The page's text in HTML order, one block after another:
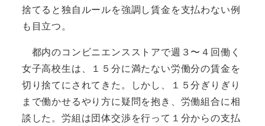
捨てると独自ルールを強調し賃金を支払わない例
も目立つ。
都内のコンビニエンスストアで週３〜４回働く
女子高校生は、１５分に満たない労働分の賃金を
切り捨てにされてきた。しかし、１５分ぎりぎり
まで働かせるやり方に疑問を抱き、労働組合に相
談した。労組は団体交渉を行って１分からの支払